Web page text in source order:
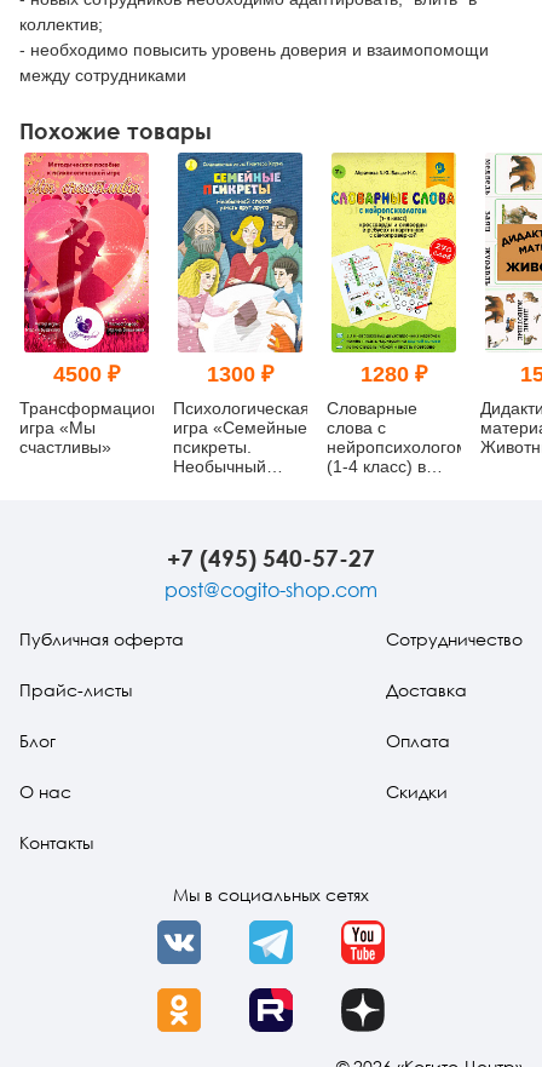
коллектив;
- необходимо повысить уровень доверия и взаимопомощи
между сотрудниками
Похожие товары
4500 ₽
Трансформационная
игра «Мы
счастливы»
1300 ₽
Психологическая
игра «Семейные
псикреты.
Необычный
1280 ₽
Словарные
слова с
нейропсихологом
(1-4 класс) в
+7 (495) 540-57-27
post@cogito-shop.com
Публичная оферта
Прайс-листы
Блог
О нас
Контакты
Сотрудничество
Доставка
Оплата
Скидки
Мы в социальных сетях
VK Telegram YouTube
OK Rutube Dzen